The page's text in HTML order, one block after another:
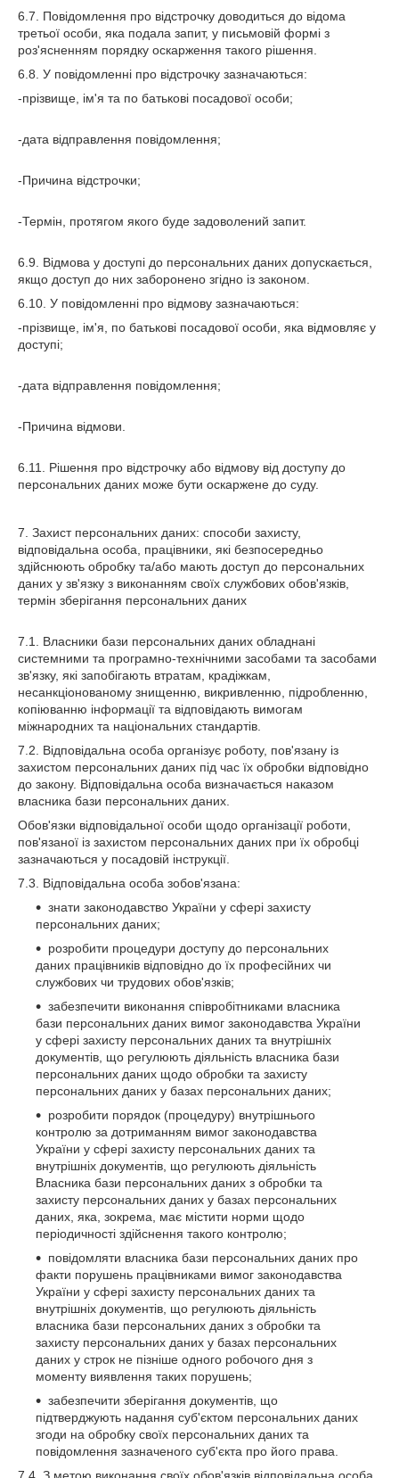
6.7. Повідомлення про відстрочку доводиться до відома
третьої особи, яка подала запит, у письмовій формі з
роз'ясненням порядку оскарження такого рішення.
6.8. У повідомленні про відстрочку зазначаються:
-прізвище, ім'я та по батькові посадової особи;
-дата відправлення повідомлення;
-Причина відстрочки;
-Термін, протягом якого буде задоволений запит.
6.9. Відмова у доступі до персональних даних допускається,
якщо доступ до них заборонено згідно із законом.
6.10. У повідомленні про відмову зазначаються:
-прізвище, ім'я, по батькові посадової особи, яка відмовляє у
доступі;
-дата відправлення повідомлення;
-Причина відмови.
6.11. Рішення про відстрочку або відмову від доступу до
персональних даних може бути оскаржене до суду.
7. Захист персональних даних: способи захисту,
відповідальна особа, працівники, які безпосередньо
здійснюють обробку та/або мають доступ до персональних
даних у зв'язку з виконанням своїх службових обов'язків,
термін зберігання персональних даних
7.1. Власники бази персональних даних обладнані
системними та програмно-технічними засобами та засобами
зв'язку, які запобігають втратам, крадіжкам,
несанкціонованому знищенню, викривленню, підробленню,
копіюванню інформації та відповідають вимогам
міжнародних та національних стандартів.
7.2. Відповідальна особа організує роботу, пов'язану із
захистом персональних даних під час їх обробки відповідно
до закону. Відповідальна особа визначається наказом
власника бази персональних даних.
Обов'язки відповідальної особи щодо організації роботи,
пов'язаної із захистом персональних даних при їх обробці
зазначаються у посадовій інструкції.
7.3. Відповідальна особа зобов'язана:
знати законодавство України у сфері захисту
персональних даних;
розробити процедури доступу до персональних
даних працівників відповідно до їх професійних чи
службових чи трудових обов'язків;
забезпечити виконання співробітниками власника
бази персональних даних вимог законодавства України
у сфері захисту персональних даних та внутрішніх
документів, що регулюють діяльність власника бази
персональних даних щодо обробки та захисту
персональних даних у базах персональних даних;
розробити порядок (процедуру) внутрішнього
контролю за дотриманням вимог законодавства
України у сфері захисту персональних даних та
внутрішніх документів, що регулюють діяльність
Власника бази персональних даних з обробки та
захисту персональних даних у базах персональних
даних, яка, зокрема, має містити норми щодо
періодичності здійснення такого контролю;
повідомляти власника бази персональних даних про
факти порушень працівниками вимог законодавства
України у сфері захисту персональних даних та
внутрішніх документів, що регулюють діяльність
власника бази персональних даних з обробки та
захисту персональних даних у базах персональних
даних у строк не пізніше одного робочого дня з
моменту виявлення таких порушень;
забезпечити зберігання документів, що
підтверджують надання суб'єктом персональних даних
згоди на обробку своїх персональних даних та
повідомлення зазначеного суб'єкта про його права.
7.4. З метою виконання своїх обов'язків відповідальна особа